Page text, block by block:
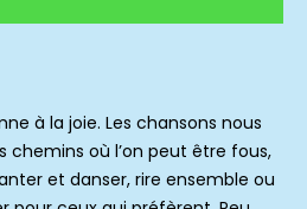
à la joie. Les chansons nous
où l’on peut être fous,
et danser, rire ensemble ou